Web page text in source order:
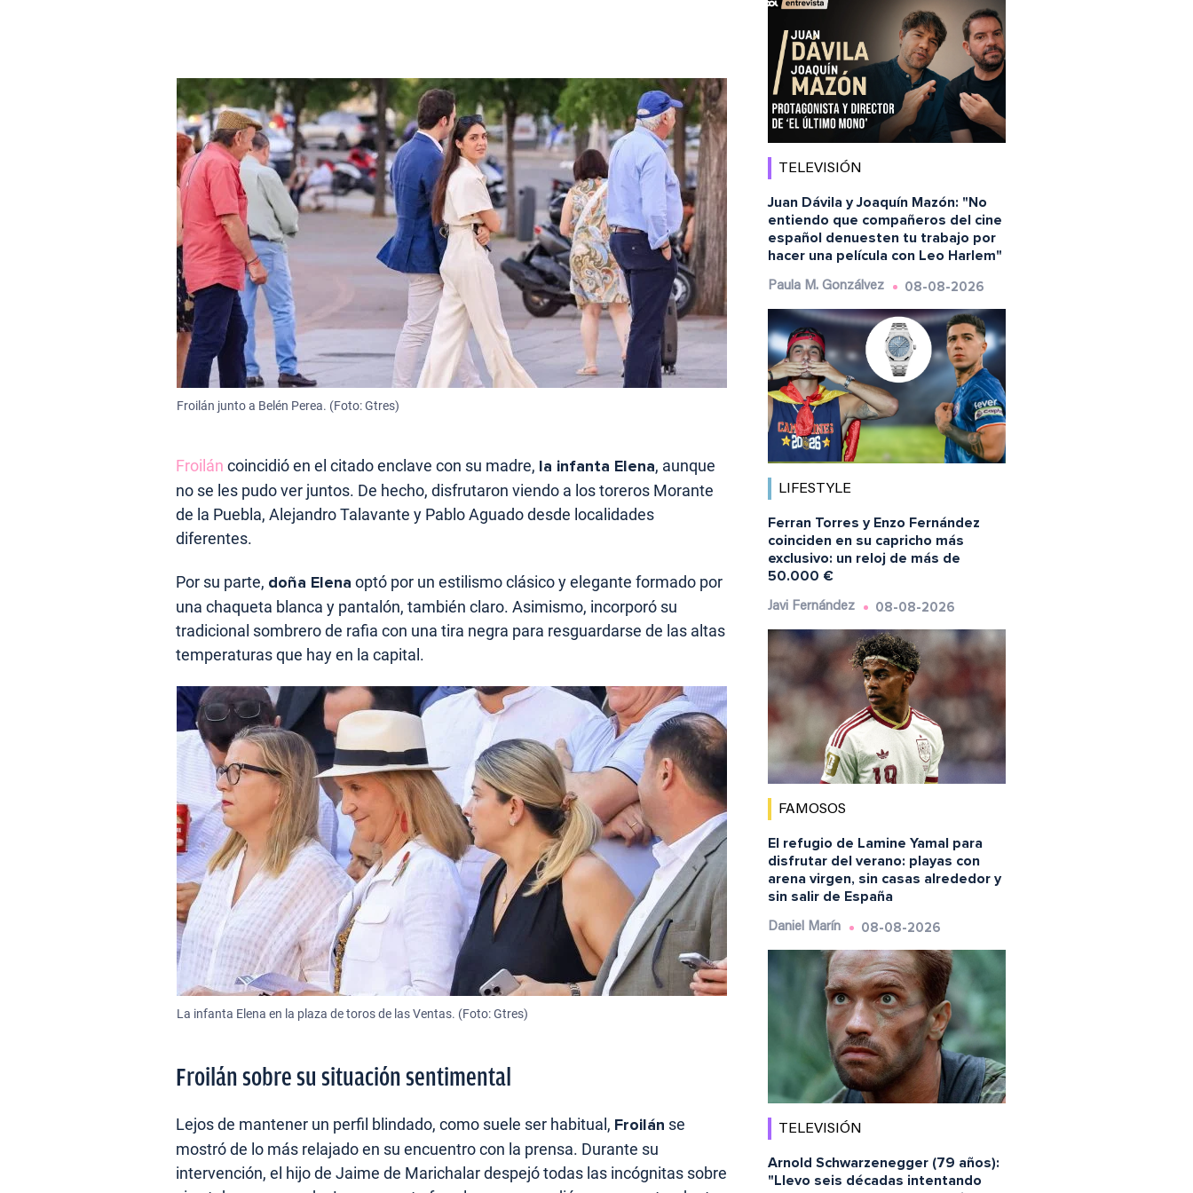
Froilán junto a Belén Perea. (Foto: Gtres)
Froilán coincidió en el citado enclave con su madre, la infanta Elena, aunque
no se les pudo ver juntos. De hecho, disfrutaron viendo a los toreros Morante
de la Puebla, Alejandro Talavante y Pablo Aguado desde localidades
diferentes.
Por su parte, doña Elena optó por un estilismo clásico y elegante formado por
una chaqueta blanca y pantalón, también claro. Asimismo, incorporó su
tradicional sombrero de rafia con una tira negra para resguardarse de las altas
temperaturas que hay en la capital.
La infanta Elena en la plaza de toros de las Ventas. (Foto: Gtres)
Froilán sobre su situación sentimental
Lejos de mantener un perfil blindado, como suele ser habitual, Froilán se
mostró de lo más relajado en su encuentro con la prensa. Durante su
intervención, el hijo de Jaime de Marichalar despejó todas las incógnitas sobre
TELEVISIÓN
Juan Dávila y Joaquín Mazón: "No
entiendo que compañeros del cine
español denuesten tu trabajo por
hacer una película con Leo Harlem"
Paula M. Gonzálvez 08-08-2026
LIFESTYLE
Ferran Torres y Enzo Fernández
coinciden en su capricho más
exclusivo: un reloj de más de
50.000 €
Javi Fernández 08-08-2026
FAMOSOS
El refugio de Lamine Yamal para
disfrutar del verano: playas con
arena virgen, sin casas alrededor y
sin salir de España
Daniel Marín 08-08-2026
TELEVISIÓN
Arnold Schwarzenegger (79 años):
"Llevo seis décadas intentando